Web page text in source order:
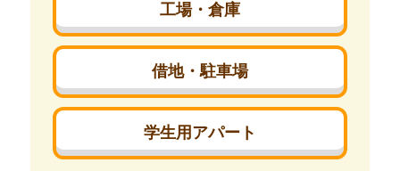
工場・倉庫
借地・駐車場
学生用アパート